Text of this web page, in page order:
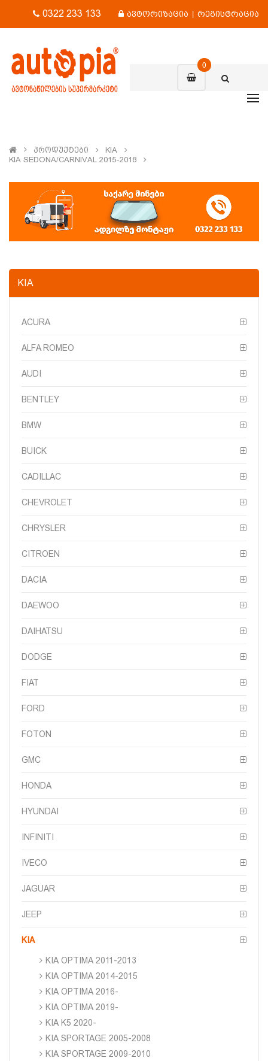
0322 233 133 ავტორიზაცია | რეგისტრაცია
0
Პროდუქტები
KIA
KIA SEDONA/CARNIVAL 2015-2018
KIA
ACURA
ALFA ROMEO
AUDI
BENTLEY
BMW
BUICK
CADILLAC
CHEVROLET
CHRYSLER
CITROEN
DACIA
DAEWOO
DAIHATSU
DODGE
FIAT
FORD
FOTON
GMC
HONDA
HYUNDAI
INFINITI
IVECO
JAGUAR
JEEP
KIA
KIA OPTIMA 2011-2013
KIA OPTIMA 2014-2015
KIA OPTIMA 2016-
KIA OPTIMA 2019-
KIA K5 2020-
KIA SPORTAGE 2005-2008
KIA SPORTAGE 2009-2010